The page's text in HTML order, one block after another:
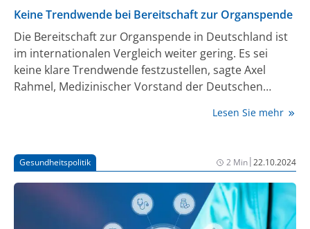
Keine Trendwende bei Bereitschaft zur Organspende
Die Bereitschaft zur Organspende in Deutschland ist
im internationalen Vergleich weiter gering. Es sei
keine klare Trendwende festzustellen, sagte Axel
Rahmel, Medizinischer Vorstand der Deutschen
Deutschland erhalte weiter aus dem Verbund
Lesen Sie mehr
Gesundheitspolitik 2 Min|22.10.2024